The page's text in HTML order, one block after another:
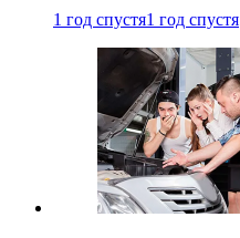
1 год спустя1 год спустя